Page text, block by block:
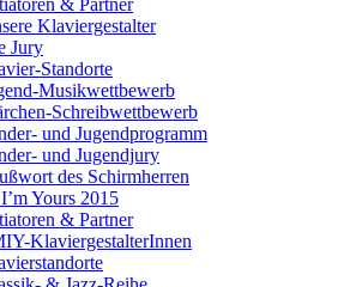
Klaviergestalter
Jury
Standorte
Musikwettbewerb
Schreibwettbewerb
und Jugendprogramm
und Jugendjury
des Schirmherren
Yours 2015
& Partner
KlaviergestalterInnen